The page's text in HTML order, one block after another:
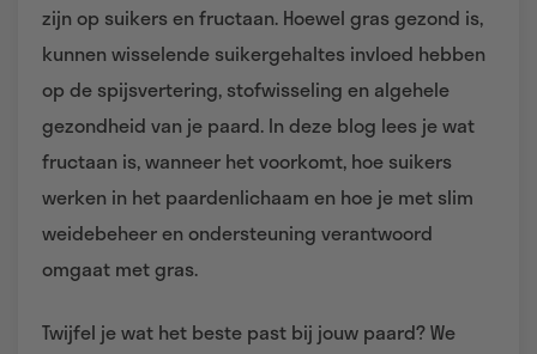
zijn op suikers en fructaan. Hoewel gras gezond is,
kunnen wisselende suikergehaltes invloed hebben
op de spijsvertering, stofwisseling en algehele
gezondheid van je paard. In deze blog lees je wat
fructaan is, wanneer het voorkomt, hoe suikers
werken in het paardenlichaam en hoe je met slim
weidebeheer en ondersteuning verantwoord
omgaat met gras.
Twijfel je wat het beste past bij jouw paard? We